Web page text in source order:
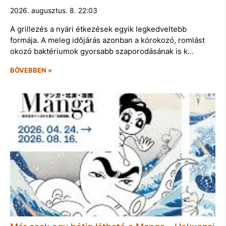
2026. augusztus. 8. 22:03
A grillezés a nyári étkezések egyik legkedveltebb
formája. A meleg időjárás azonban a kórokozó, romlást
okozó baktériumok gyorsabb szaporodásának is k…
BŐVEBBEN »